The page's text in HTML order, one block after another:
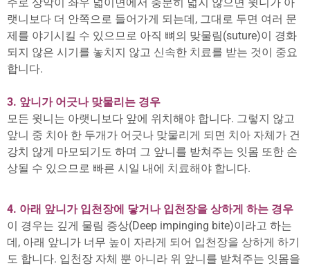
랫니보다 더 안쪽으로 들어가게 되는데, 그대로 두면 여러 문
제를 야기시킬 수 있으므로 아직 뼈의 맞물림(suture)이 경화
되지 않은 시기를 놓치지 않고 신속한 치료를 받는 것이 중요
합니다.
3. 앞니가 어긋나 맞물리는 경우
모든 윗니는 아랫니보다 앞에 위치해야 합니다. 그렇지 않고
앞니 중 치아 한 두개가 어긋나 맞물리게 되면 치아 자체가 건
강치 않게 마모되기도 하며 그 앞니를 받쳐주는 잇몸 또한 손
상될 수 있으므로 빠른 시일 내에 치료해야 합니다.
4. 아래 앞니가 입천장에 닿거나 입천장을 상하게 하는 경우
이 경우는 깊게 물림 증상(Deep impinging bite)이라고 하는
데, 아래 앞니가 너무 높이 자라게 되어 입천장을 상하게 하기
도 합니다. 입천장 자체 뿐 아니라 위 앞니를 받쳐주는 잇몸을